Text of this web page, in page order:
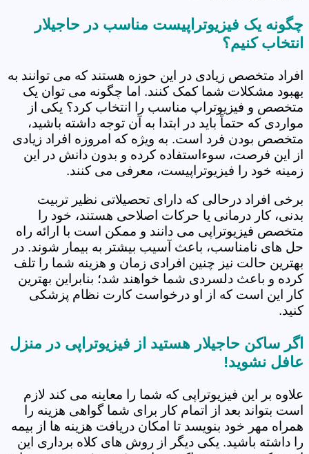
چگونه یک فیزیوتراپیست مناسب در حاجیلار
انتخاب کنیم؟
افراد متخصص زیادی در این حوزه هستند که می توانند به
بهبود مشکلات شما کمک کنند. اما چگونه می توان یک
متخصص و فیزیوتراپ مناسب را انتخاب کرد؟ یکی از
مواردی که حتماً باید در ابتدا به آن توجه داشته باشید،
متخصص بودن فرد است. به ویژه که امروزه افراد زیادی
از این فرصت، سوءاستفاده کرده و بدون دانش در این
زمینه خود را فیزیوتراپیست، معرفی می کنند.
برخی افراد درحالی که دارای تحصیلاتی نظیر تربیت
بدنی، کار درمانی یا حرکات اصلاحی هستند، خود را
متخصص فیزیوتراپی می دانند و ممکن است با ارائه راه
حل های نامناسب، باعث آسیب بیشتر به بیمار شوند. در
بهترین حالت نیز چنین افرادی زمان و هزینه شما را تلف
کرده و باعث دلسردی شما خواهند شد؛ بنابراین بهترین
کار این است که از او درخواست کارت نظام پزشکی
کنید.
اگر ساکن حاجیلار هستید از فیزیوتراپی در منزل
عافل نشوید!
علاوه بر این فیزیوتراپی که شما را معاینه می کند لازم
است بتواند بعد از اتمام کار برای شما گواهی هزینه را
همراه مهر خود بنویسد تا امکان دریافت هزینه ها از بیمه
را داشته باشید. یکی دیگر از روش های کلاه برداری این